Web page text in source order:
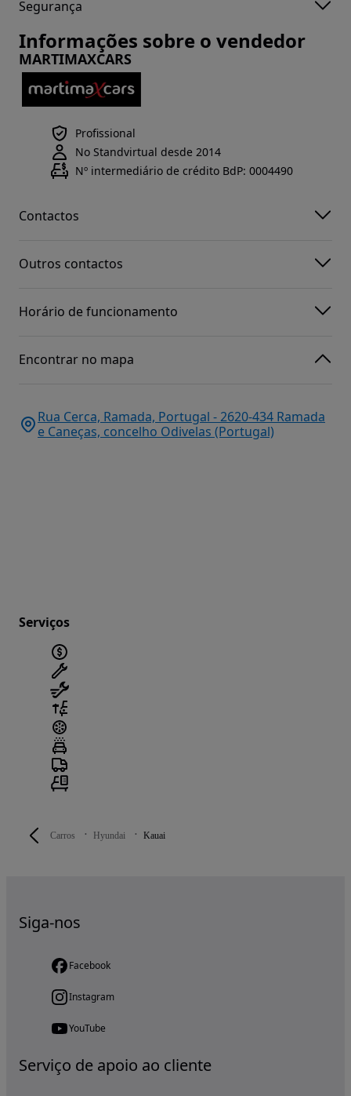
Carros Hyundai Kauai
Segurança
Informações sobre o vendedor
MARTIMAXCARS
Profissional
No Standvirtual desde 2014
Nº intermediário de crédito BdP: 0004490
Contactos
Outros contactos
Horário de funcionamento
Encontrar no mapa
Rua Cerca, Ramada, Portugal - 2620-434 Ramada
e Caneças, concelho Odivelas (Portugal)
Serviços
Siga-nos
Facebook
Instagram
YouTube
Serviço de apoio ao cliente